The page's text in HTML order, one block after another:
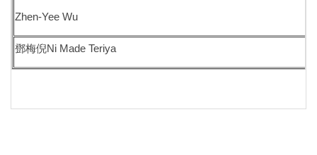
Zhen-Yee Wu
鄧梅倪Ni Made Teriya